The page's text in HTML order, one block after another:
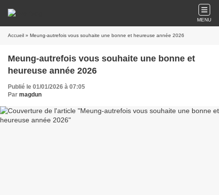
MENU
Accueil » Meung-autrefois vous souhaite une bonne et heureuse année 2026
Meung-autrefois vous souhaite une bonne et
heureuse année 2026
Publié le 01/01/2026 à 07:05
Par magdun